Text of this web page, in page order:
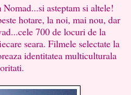
asteptam si altele!
hotare, la noi, mai nou, dar
700 de locuri de la
seara. Filmele selectate la
identitatea multiculturala